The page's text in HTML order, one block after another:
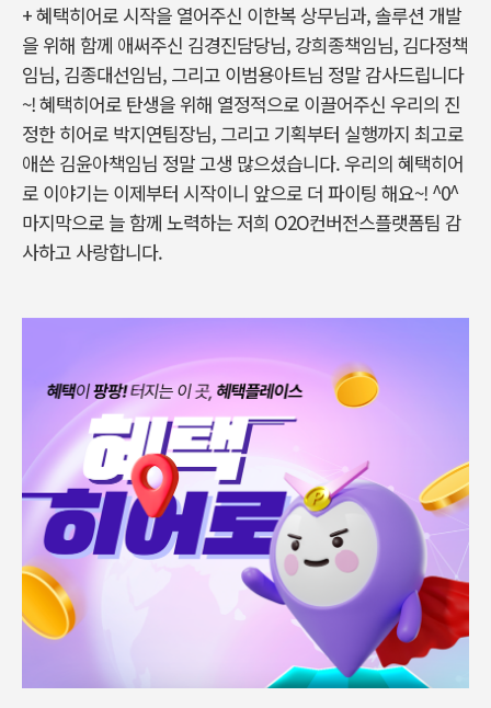
+ 혜택히어로 시작을 열어주신 이한복 상무님과, 솔루션 개발
을 위해 함께 애써주신 김경진담당님, 강희종책임님, 김다정책
임님, 김종대선임님, 그리고 이범용아트님 정말 감사드립니다
~! 혜택히어로 탄생을 위해 열정적으로 이끌어주신 우리의 진
정한 히어로 박지연팀장님, 그리고 기획부터 실행까지 최고로
애쓴 김윤아책임님 정말 고생 많으셨습니다. 우리의 혜택히어
로 이야기는 이제부터 시작이니 앞으로 더 파이팅 해요~! ^0^
마지막으로 늘 함께 노력하는 저희 O2O컨버전스플랫폼팀 감
사하고 사랑합니다.